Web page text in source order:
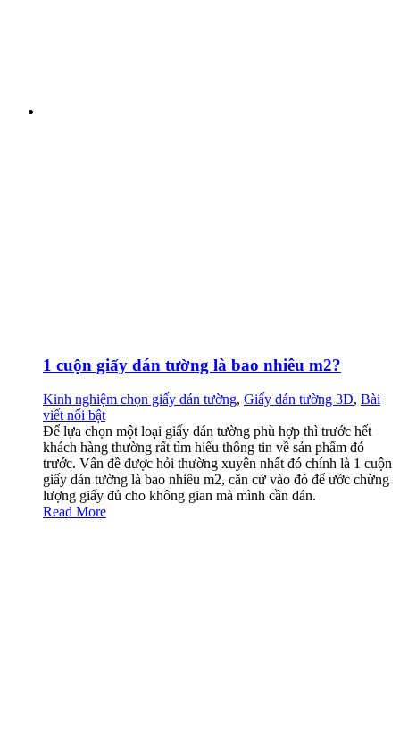
1 cuộn giấy dán tường là bao nhiêu m2?
Kinh nghiệm chọn giấy dán tường, Giấy dán tường 3D, Bài
viết nổi bật
Để lựa chọn một loại giấy dán tường phù hợp thì trước hết
khách hàng thường rất tìm hiểu thông tin về sản phẩm đó
trước. Vấn đề được hỏi thường xuyên nhất đó chính là 1 cuộn
giấy dán tường là bao nhiêu m2, căn cứ vào đó để ước chừng
lượng giấy đủ cho không gian mà mình cần dán.
Read More